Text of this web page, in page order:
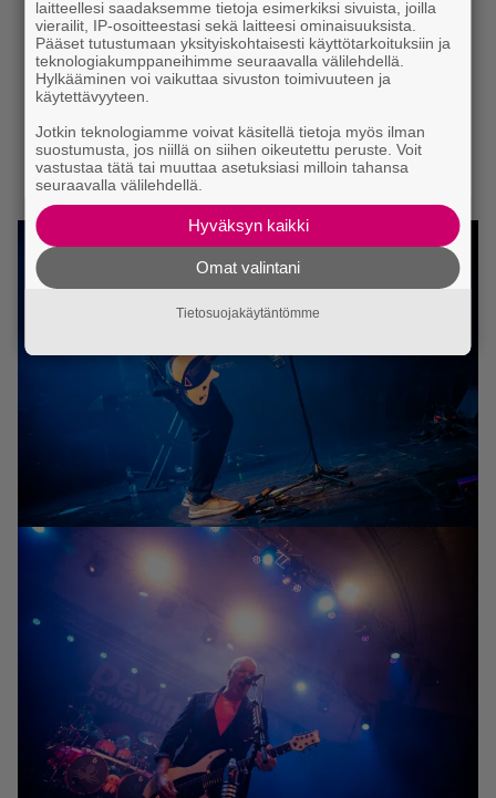
laitteellesi saadaksemme tietoja esimerkiksi sivuista, joilla
vierailit, IP-osoitteestasi sekä laitteesi ominaisuuksista.
Pääset tutustumaan yksityiskohtaisesti käyttötarkoituksiin ja
teknologiakumppaneihimme seuraavalla välilehdellä.
Hylkääminen voi vaikuttaa sivuston toimivuuteen ja
käytettävyyteen.
Jotkin teknologiamme voivat käsitellä tietoja myös ilman
suostumusta, jos niillä on siihen oikeutettu peruste. Voit
vastustaa tätä tai muuttaa asetuksiasi milloin tahansa
seuraavalla välilehdellä.
Hyväksyn kaikki
Omat valintani
Tietosuojakäytäntömme